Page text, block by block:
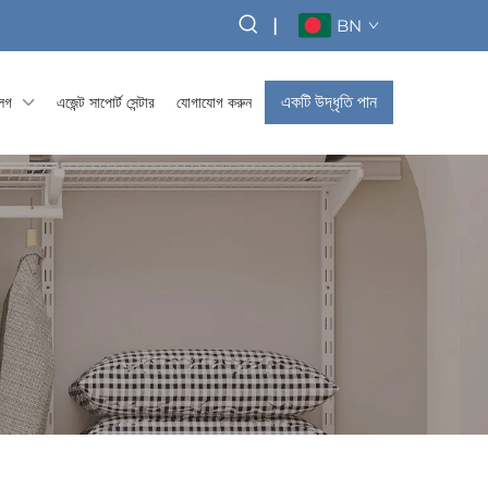
| BN
এজেন্ট সাপোর্ট সেন্টার যোগাযোগ করুন একটি উদ্ধৃতি পান